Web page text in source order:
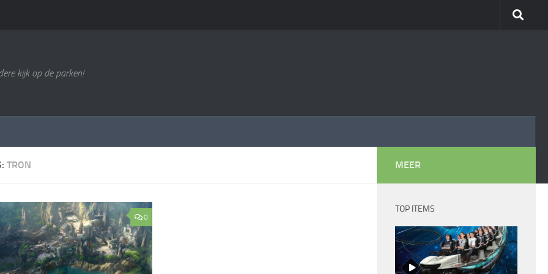
kijk op de parken!
TRON
0
MEER
TOP ITEMS